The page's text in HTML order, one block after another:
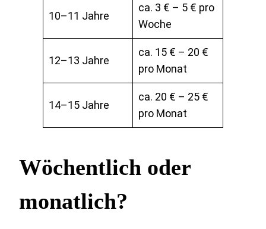
10–11 Jahre
ca. 3 € – 5 € pro
Woche
12–13 Jahre
ca. 15 € – 20 €
pro Monat
14–15 Jahre
ca. 20 € – 25 €
pro Monat
Wöchentlich oder
monatlich?